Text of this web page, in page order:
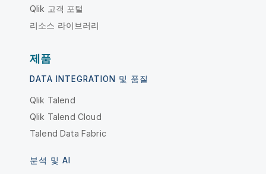
Qlik 고객 포털
리소스 라이브러리
제품
DATA INTEGRATION 및 품질
Qlik Talend
Qlik Talend Cloud
Talend Data Fabric
분석 및 AI